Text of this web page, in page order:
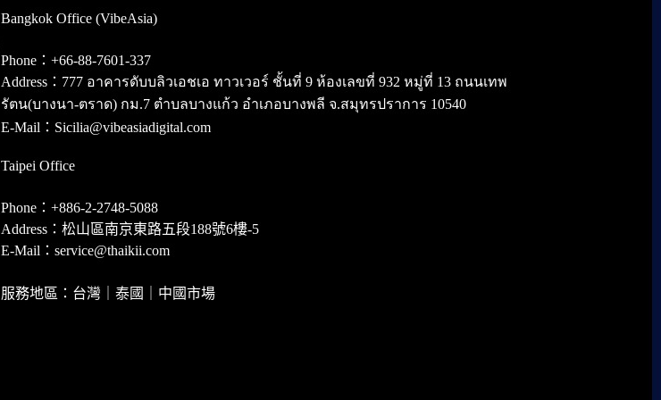
Bangkok Office (VibeAsia)
Phone：+66-88-7601-337
Address：777 อาคารดับบลิวเอชเอ ทาวเวอร์ ชั้นที่ 9 ห้องเลขที่ 932 หมู่ที่ 13 ถนนเทพ
รัตน(บางนา-ตราด) กม.7 ตำบลบางแก้ว อำเภอบางพลี จ.สมุทรปราการ 10540
E-Mail：Sicilia@vibeasiadigital.com
Taipei Office
Phone：+886-2-2748-5088
Address：松山區南京東路五段188號6樓-5
E-Mail：service@thaikii.com
服務地區：台灣｜泰國｜中國市場